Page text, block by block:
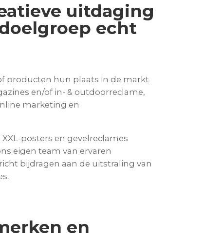
uitdaging
echt
producten hun plaats in de markt
en/of in- & outdoorreclame,
marketing en
posters en gevelreclames
eigen team van ervaren
bijdragen aan de uitstraling van
en